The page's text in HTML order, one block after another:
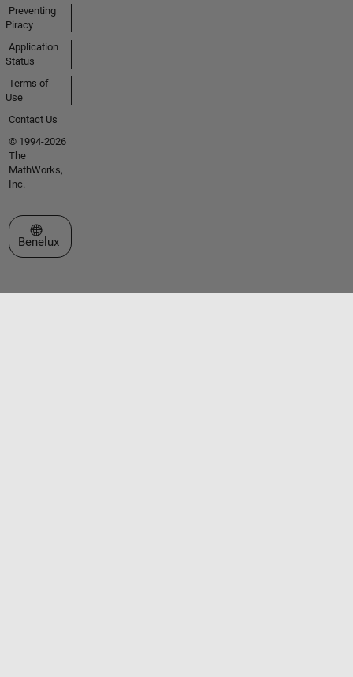
Preventing
Piracy
Application
Status
Terms of
Use
Contact Us
© 1994-2026
The
MathWorks,
Inc.
Select a Web Site
Benelux